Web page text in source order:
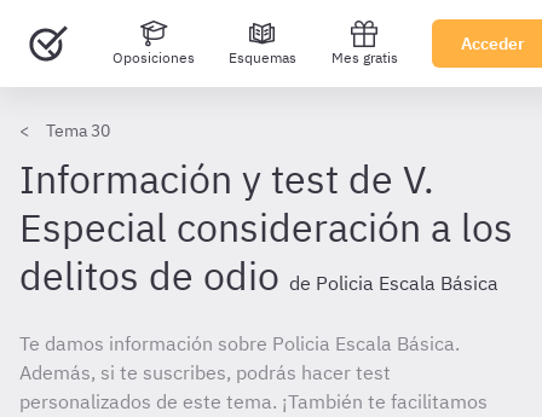
Oposiciones Esquemas Mes gratis
Acceder
Tema 30
Información y test de V.
Especial consideración a los
delitos de odio de Policia Escala Básica
Te damos información sobre Policia Escala Básica.
Además, si te suscribes, podrás hacer test
personalizados de este tema. ¡También te facilitamos